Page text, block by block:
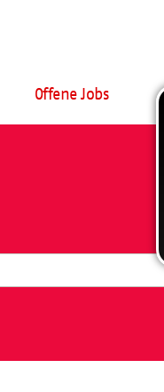
Offene Jobs